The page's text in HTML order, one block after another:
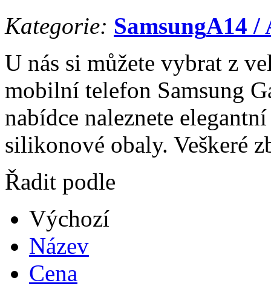
Kategorie: SamsungA14 /
U nás si můžete vybrat z
mobilní telefon Samsung
nabídce naleznete
silikonové obaly. Veškeré
Řadit podle
Výchozí
Název
Cena